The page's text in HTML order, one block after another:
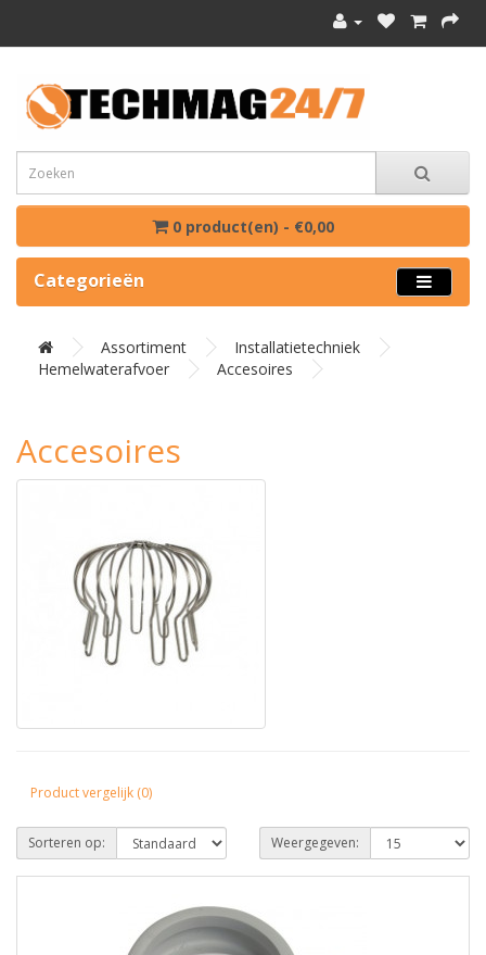
0 product(en) - €0,00
Categorieën
Assortiment
Installatietechniek
Hemelwaterafvoer
Accesoires
Accesoires
Product vergelijk (0)
Sorteren op: Weergegeven: